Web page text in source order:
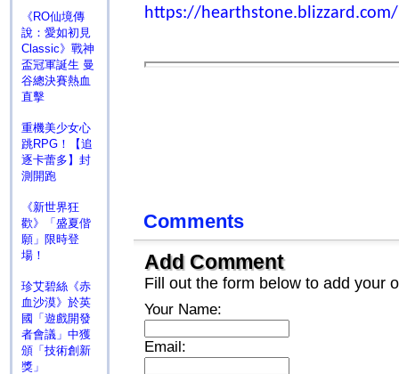
《RO仙境傳
說：愛如初見
Classic》戰神
盃冠軍誕生 曼
谷總決賽熱血
直擊
重機美少女心
跳RPG！【追
逐卡蕾多】封
測開跑
《新世界狂
歡》「盛夏偕
願」限時登
場！
珍艾碧絲《赤
血沙漠》於英
國「遊戲開發
者會議」中獲
頒「技術創新
獎」
https://hearthstone.blizzard.com/
Comments
Add Comment
Fill out the form below to add your
Your Name:
Email: